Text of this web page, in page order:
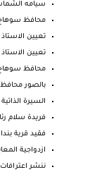
سيامه
محافظ سوهاج
تعيين
تعيين
محافظ
بالصور
السيرة
فريدة سلام
فقيد قرية
ازدواجية
ننشر